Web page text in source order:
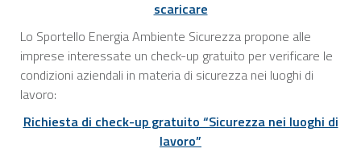
scaricare
Lo Sportello Energia Ambiente Sicurezza propone alle
imprese interessate un check-up gratuito per verificare le
condizioni aziendali in materia di sicurezza nei luoghi di
lavoro:
Richiesta di check-up gratuito “Sicurezza nei luoghi di
lavoro”